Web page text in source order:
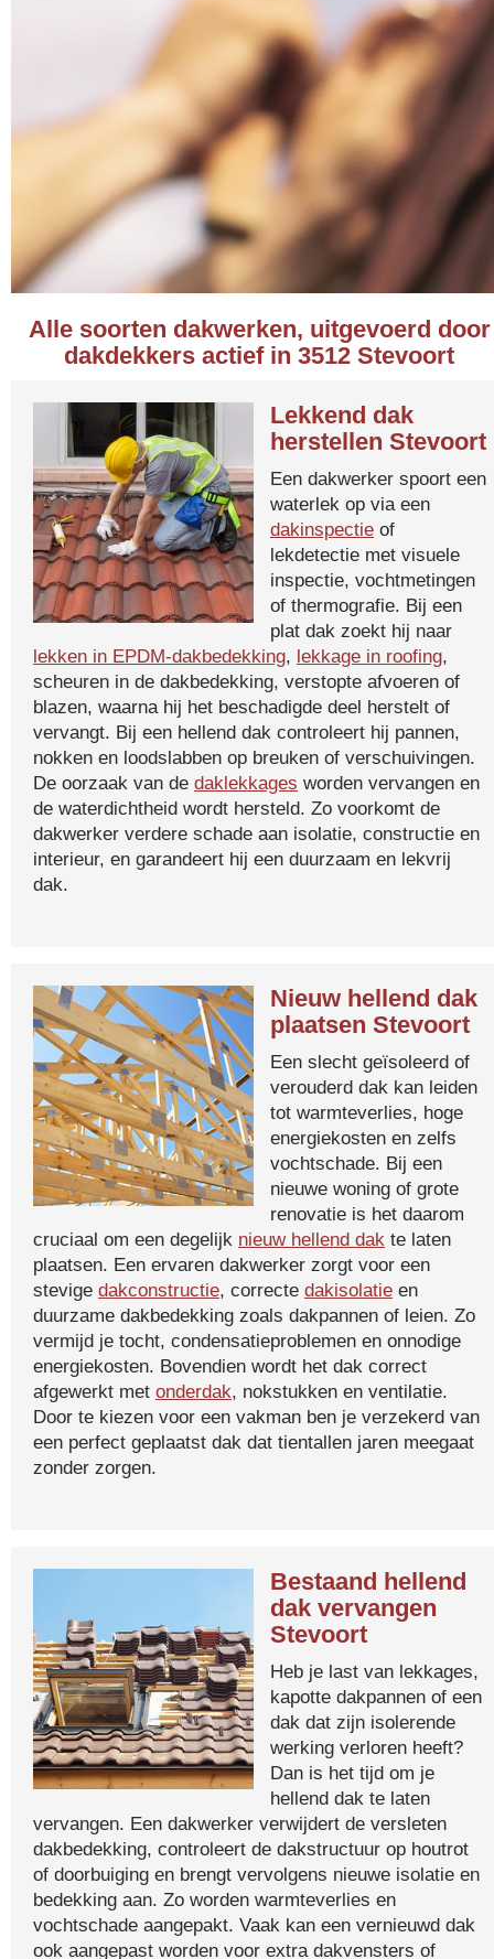
Alle soorten dakwerken, uitgevoerd door
dakdekkers actief in 3512 Stevoort
Lekkend dak
herstellen Stevoort
Een dakwerker spoort een
waterlek op via een
dakinspectie of
lekdetectie met visuele
inspectie, vochtmetingen
of thermografie. Bij een
plat dak zoekt hij naar
lekken in EPDM-dakbedekking, lekkage in roofing,
scheuren in de dakbedekking, verstopte afvoeren of
blazen, waarna hij het beschadigde deel herstelt of
vervangt. Bij een hellend dak controleert hij pannen,
nokken en loodslabben op breuken of verschuivingen.
De oorzaak van de daklekkages worden vervangen en
de waterdichtheid wordt hersteld. Zo voorkomt de
dakwerker verdere schade aan isolatie, constructie en
interieur, en garandeert hij een duurzaam en lekvrij
dak.
Nieuw hellend dak
plaatsen Stevoort
Een slecht geïsoleerd of
verouderd dak kan leiden
tot warmteverlies, hoge
energiekosten en zelfs
vochtschade. Bij een
nieuwe woning of grote
renovatie is het daarom
cruciaal om een degelijk nieuw hellend dak te laten
plaatsen. Een ervaren dakwerker zorgt voor een
stevige dakconstructie, correcte dakisolatie en
duurzame dakbedekking zoals dakpannen of leien. Zo
vermijd je tocht, condensatieproblemen en onnodige
energiekosten. Bovendien wordt het dak correct
afgewerkt met onderdak, nokstukken en ventilatie.
Door te kiezen voor een vakman ben je verzekerd van
een perfect geplaatst dak dat tientallen jaren meegaat
zonder zorgen.
Bestaand hellend
dak vervangen
Stevoort
Heb je last van lekkages,
kapotte dakpannen of een
dak dat zijn isolerende
werking verloren heeft?
Dan is het tijd om je
hellend dak te laten
vervangen. Een dakwerker verwijdert de versleten
dakbedekking, controleert de dakstructuur op houtrot
of doorbuiging en brengt vervolgens nieuwe isolatie en
bedekking aan. Zo worden warmteverlies en
vochtschade aangepakt. Vaak kan een vernieuwd dak
ook aangepast worden voor extra dakvensters of